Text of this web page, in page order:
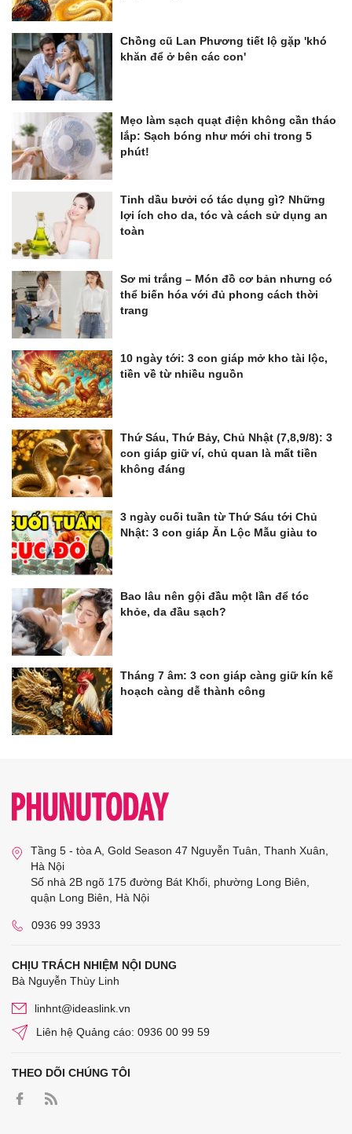
Chồng cũ Lan Phương tiết lộ gặp 'khó
khăn để ở bên các con'
Mẹo làm sạch quạt điện không cần tháo
lắp: Sạch bóng như mới chỉ trong 5
phút!
Tinh dầu bưởi có tác dụng gì? Những
lợi ích cho da, tóc và cách sử dụng an
toàn
Sơ mi trắng – Món đồ cơ bản nhưng có
thể biến hóa với đủ phong cách thời
trang
10 ngày tới: 3 con giáp mở kho tài lộc,
tiền về từ nhiều nguồn
Thứ Sáu, Thứ Bảy, Chủ Nhật (7,8,9/8): 3
con giáp giữ ví, chủ quan là mất tiền
không đáng
3 ngày cuối tuần từ Thứ Sáu tới Chủ
Nhật: 3 con giáp Ăn Lộc Mẫu giàu to
Bao lâu nên gội đầu một lần để tóc
khỏe, da đầu sạch?
Tháng 7 âm: 3 con giáp càng giữ kín kế
hoạch càng dễ thành công
Tầng 5 - tòa A, Gold Season 47 Nguyễn Tuân, Thanh Xuân,
Hà Nội
Số nhà 2B ngõ 175 đường Bát Khối, phường Long Biên,
quận Long Biên, Hà Nội
0936 99 3933
CHỊU TRÁCH NHIỆM NỘI DUNG
Bà Nguyễn Thùy Linh
linhnt@ideaslink.vn
Liên hệ Quảng cáo: 0936 00 99 59
THEO DÕI CHÚNG TÔI